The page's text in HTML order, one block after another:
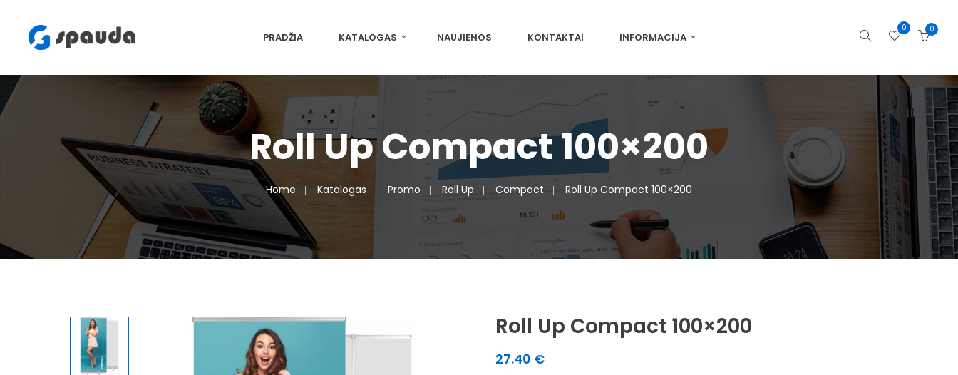
PRADŽIA KATALOGAS NAUJIENOS KONTAKTAI INFORMACIJA
0 0
Roll Up Compact 100×200
Home Katalogas Promo Roll Up Compact Roll Up Compact 100×200
Roll Up Compact 100×200
27.40 €